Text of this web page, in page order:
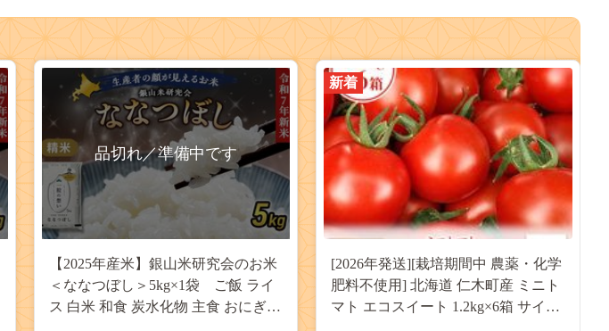
品切れ／準備中です
【2025年産米】銀山米研究会のお米
＜ななつぼし＞5kg×1袋 ご飯 ライ
ス 白米 和食 炭水化物 主食 おにぎり
新着
[2026年発送][栽培期間中 農薬・化学
肥料不使用] 北海道 仁木町産 ミニト
マト エコスイート 1.2kg×6箱 サイズ